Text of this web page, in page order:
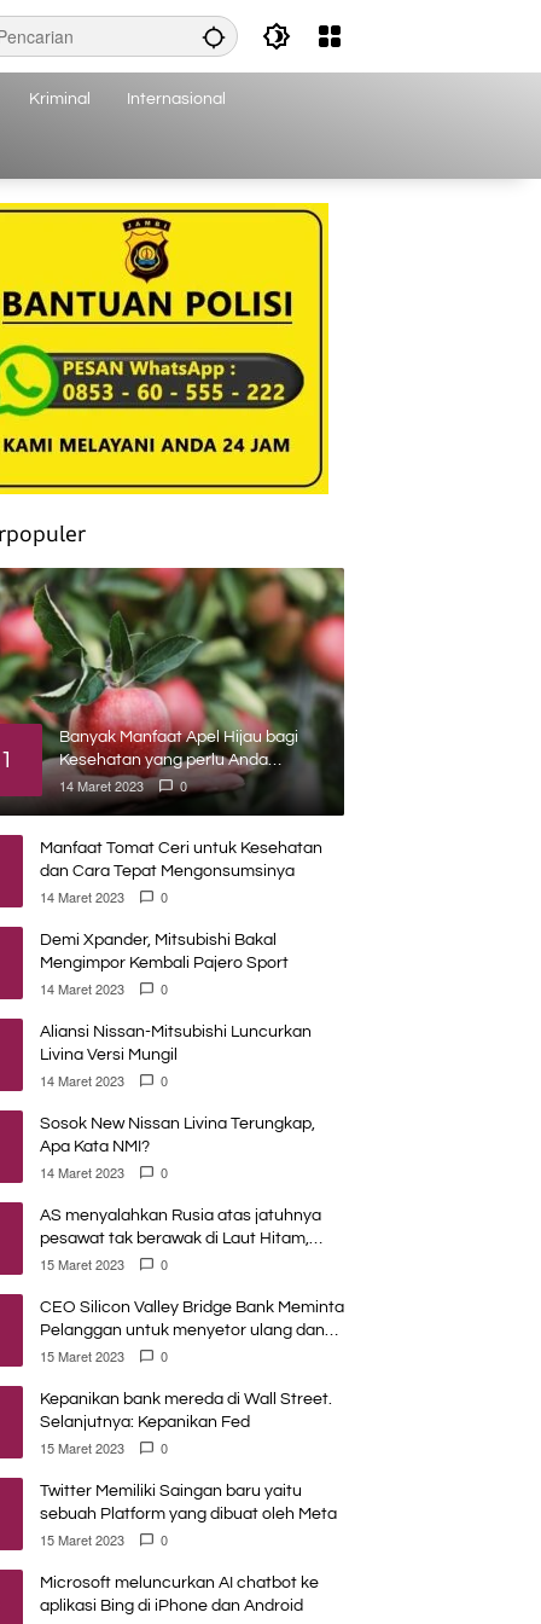
Kriminal Internasional
1
Banyak Manfaat Apel Hijau bagi
Kesehatan yang perlu Anda
ketahui
14 Maret 2023 0
Manfaat Tomat Ceri untuk Kesehatan
dan Cara Tepat Mengonsumsinya
14 Maret 2023 0
Demi Xpander, Mitsubishi Bakal
Mengimpor Kembali Pajero Sport
14 Maret 2023 0
Aliansi Nissan-Mitsubishi Luncurkan
Livina Versi Mungil
14 Maret 2023 0
Sosok New Nissan Livina Terungkap,
Apa Kata NMI?
14 Maret 2023 0
AS menyalahkan Rusia atas jatuhnya
pesawat tak berawak di Laut Hitam,
Moskow menyangkal
15 Maret 2023 0
CEO Silicon Valley Bridge Bank Meminta
Pelanggan untuk menyetor ulang dana
Mereka
15 Maret 2023 0
Kepanikan bank mereda di Wall Street.
Selanjutnya: Kepanikan Fed
15 Maret 2023 0
Twitter Memiliki Saingan baru yaitu
sebuah Platform yang dibuat oleh Meta
15 Maret 2023 0
Microsoft meluncurkan AI chatbot ke
aplikasi Bing di iPhone dan Android